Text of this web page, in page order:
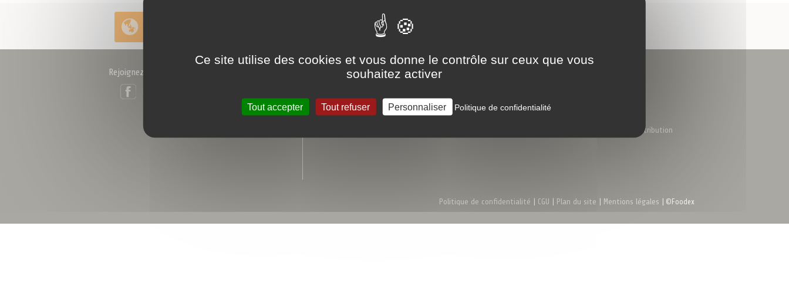
Livraison rapide
en tri-température
Rejoignez-nous ! Foodex
Nos engagements qualités
Conditions Générales de Vente
Notre réseau de distribution
Politique de confidentialité CGU Plan du site Mentions légales | ©Foodex
Ce site utilise des cookies et vous donne le contrôle sur ceux que vous
souhaitez activer
Tout accepter Tout refuser Personnaliser Politique de confidentialité